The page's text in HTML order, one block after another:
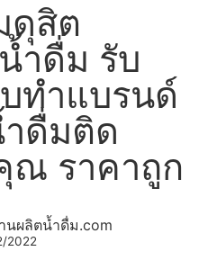
ดุสิต
ำดื่ม รับ
ทำแบรนด์
ดื่มติด
ณ ราคาถูก
นผลิตน้ำดื่ม.com
2022